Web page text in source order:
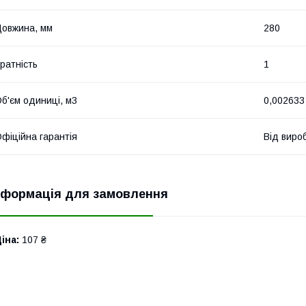
мм 280
1
одиниці, м3 0,002633
гарантія Від
для замовлення
107 ₴